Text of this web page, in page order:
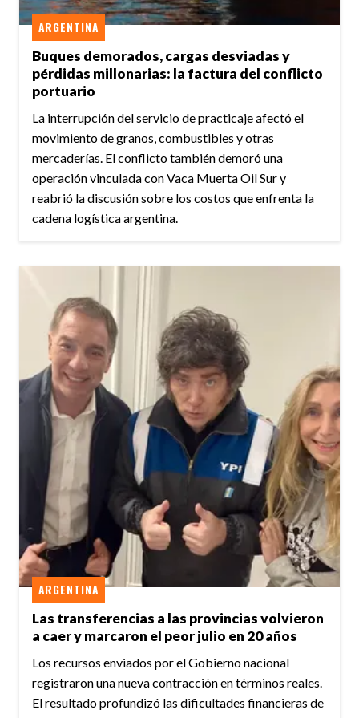
Buques demorados, cargas desviadas y
pérdidas millonarias: la factura del conflicto
portuario
ARGENTINA
La interrupción del servicio de practicaje afectó el
movimiento de granos, combustibles y otras
mercaderías. El conflicto también demoró una
operación vinculada con Vaca Muerta Oil Sur y
reabrió la discusión sobre los costos que enfrenta la
cadena logística argentina.
Las transferencias a las provincias volvieron
a caer y marcaron el peor julio en 20 años
ARGENTINA
Los recursos enviados por el Gobierno nacional
registraron una nueva contracción en términos reales.
El resultado profundizó las dificultades financieras de